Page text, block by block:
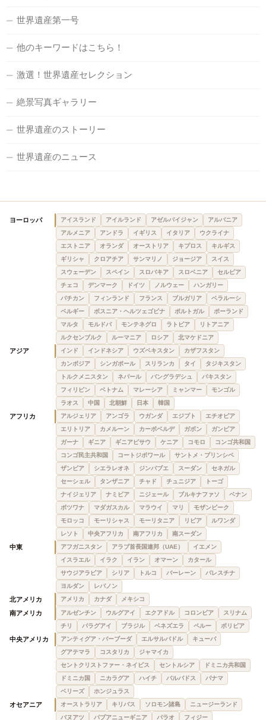
世界遺産第一号
他のキーワードはこちら！
激選！世界遺産セレクション
絶景写真ギャラリー
世界遺産のストーリー
世界遺産のニュース
ヨーロッパ アイスランド アイルランド アゼルバイジャン
アルバニア
アルメニア
アンドラ イギリス イタリア
ウクライナ
エストニア
オランダ オーストリア キプロス
キルギス
ギリシャ
クロアチア サンマリノ ジョージア
スイス
スウェーデン
スペイン スロバキア スロベニア
セルビア
チェコ
デンマーク ドイツ ノルウェー
ハンガリー
バチカン
フィンランド フランス ブルガリア
ベラルーシ
ベルギー
ボスニア・ヘルツェゴビナ ポルトガル
ポーランド
マルタ
モルドバ モンテネグロ ラトビア
リトアニア
ルクセンブルク
ルーマニア ロシア 北マケドニア
アジア インド インドネシア ウズベキスタン
カザフスタン
カンボジア
シンガポール スリランカ タイ
タジキスタン
トルクメニスタン
ネパール バングラデシュ
パキスタン
フィリピン
ベトナム マレーシア ミャンマー
モンゴル
ラオス
中国 北朝鮮 日本 韓国
アフリカ アルジェリア アンゴラ ウガンダ エジプト
エチオピア
エリトリア
カメルーン カーボベルデ ガボン
ガンビア
ガーナ
ギニア ギニアビサウ ケニア コモロ
コンゴ共和国
コンゴ民主共和国
コートジボワール
サントメ・プリンシペ
ザンビア
シエラレオネ ジンバブエ スーダン
セネガル
セーシェル
タンザニア チャド チュニジア
トーゴ
ナイジェリア
ナミビア ニジェール ブルキナファソ
ベナン
ボツワナ
マダガスカル マラウイ マリ
モザンビーク
モロッコ
モーリシャス モーリタニア リビア
ルワンダ
レソト
中央アフリカ 南アフリカ 南スーダン
中東 アフガニスタン アラブ首長国連邦（UAE）
イエメン
イスラエル
イラク イラン オマーン
カタール
サウジアラビア
シリア トルコ バーレーン
パレスチナ
ヨルダン
レバノン
北アメリカ アメリカ カナダ メキシコ
南アメリカ アルゼンチン ウルグアイ エクアドル コロンビア
スリナム
チリ
パラグアイ ブラジル ベネズエラ ペルー ボリビア
中央アメリカ アンティグア・バーブーダ エルサルバドル
キューバ
グアテマラ
コスタリカ
ジャマイカ
セントクリストファー・ネイビス
セントルシア
ドミニカ共和国
ドミニカ国
ニカラグア ハイチ バルバドス
パナマ
ベリーズ
ホンジュラス
オセアニア オーストラリア キリバス ソロモン諸島
ニュージーランド
バヌアツ
パプアニューギニア パラオ フィジー